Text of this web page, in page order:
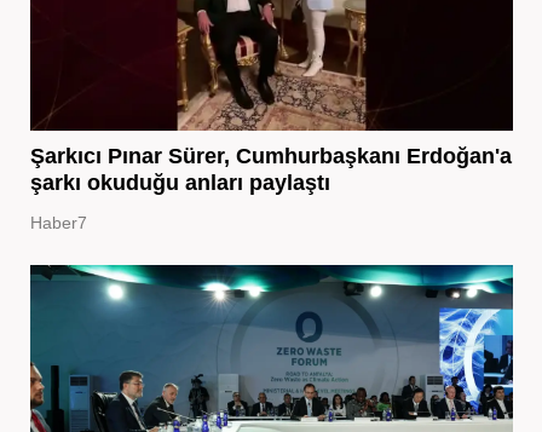
Şarkıcı Pınar Sürer, Cumhurbaşkanı Erdoğan'a
şarkı okuduğu anları paylaştı
Haber7